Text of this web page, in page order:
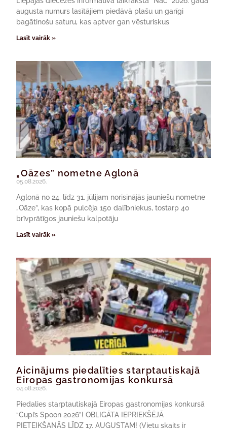
augusta numurs lasītājiem piedāvā plašu un garīgi
bagātinošu saturu, kas aptver gan vēsturiskus
Lasīt vairāk »
„Oāzes” nometne Aglonā
05.08.2026.
Aglonā no 24. līdz 31. jūlijam norisinājās jauniešu nometne
„Oāze”, kas kopā pulcēja 150 dalībniekus, tostarp 40
brīvprātīgos jauniešu kalpotāju
Lasīt vairāk »
Aicinājums piedalīties starptautiskajā
Eiropas gastronomijas konkursā
04.08.2026.
Piedalies starptautiskajā Eiropas gastronomijas konkursā
“Cupi’s Spoon 2026”! OBLIGĀTA IEPRIEKŠĒJĀ
PIETEIKŠANĀS LĪDZ 17. AUGUSTAM! (Vietu skaits ir